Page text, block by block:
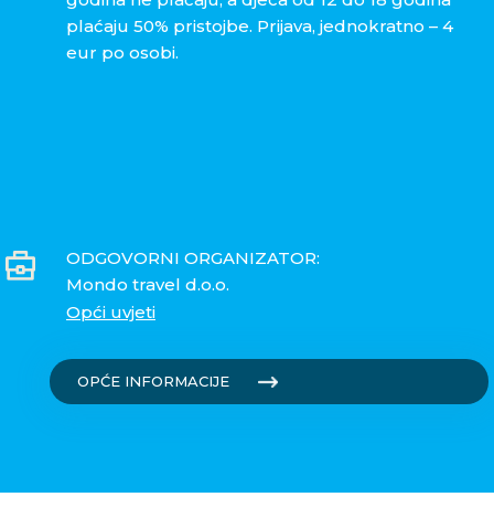
plaćaju 50% pristojbe. Prijava, jednokratno – 4
eur po osobi.
ODGOVORNI ORGANIZATOR:
Mondo travel d.o.o.
Opći uvjeti
OPĆE INFORMACIJE